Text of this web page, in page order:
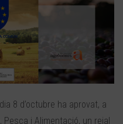
8 d’octubre ha aprovat, a
i Alimentació, un reial